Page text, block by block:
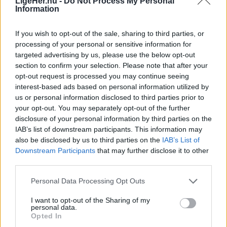
Information
If you wish to opt-out of the sale, sharing to third parties, or
processing of your personal or sensitive information for
targeted advertising by us, please use the below opt-out
section to confirm your selection. Please note that after your
opt-out request is processed you may continue seeing
interest-based ads based on personal information utilized by
us or personal information disclosed to third parties prior to
your opt-out. You may separately opt-out of the further
disclosure of your personal information by third parties on the
IAB’s list of downstream participants. This information may
also be disclosed by us to third parties on the IAB’s List of
Downstream Participants that may further disclose it to other
Personal Data Processing Opt Outs
I want to opt-out of the Sharing of my
personal data.
Opted In
For de yngste var der samtidig mulighed for at
Arrangementet er en del af samarbejdet Det Gode
Naboskab, hvor Hjørring Kommune og politiet
Vis mere
Del artikel